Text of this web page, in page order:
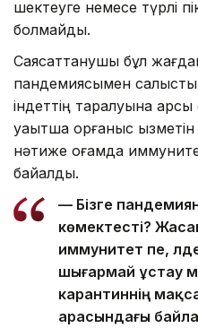
шектеуге немесе түрлі
болмайды.
Саясаттанушы бұл
пандемиясымен
індеттің таралуына қарсы
уақытша қорғаныс
нәтиже қоғамда
байқалды.
— Бізге
көмектесті?
иммунитет пе,
шығармай ұстау
карантиннің
арасындағы